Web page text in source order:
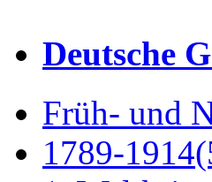
Deutsche
Früh- und
1789-1914